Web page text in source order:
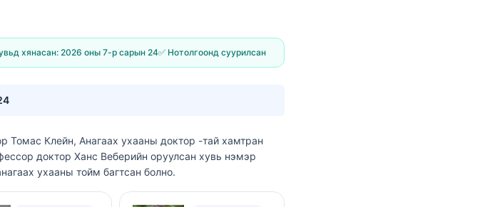
хянасан:2026 оны 7-р сарын 24✅ Нотолгоонд суурилсан
Томас Клейн, Анагаах ухааны доктор -тай хамтран
доктор Ханс Веберийн оруулсан хувь нэмэр
ухааны тойм багтсан болно.